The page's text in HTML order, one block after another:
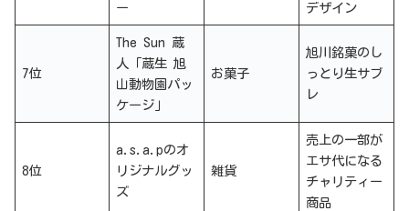
ー
デザイン
7位
The Sun 蔵
人「蔵生 旭
山動物園パッ
ケージ」
お菓子
旭川銘菓のし
っとり生サブ
レ
8位
a.s.a.pのオ
リジナルグッ
ズ
雑貨
売上の一部が
エサ代になる
チャリティー
商品